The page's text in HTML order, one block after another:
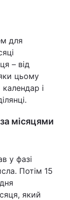
для
– від
цьому
і
місяцями
у фазі
Потім 15
який